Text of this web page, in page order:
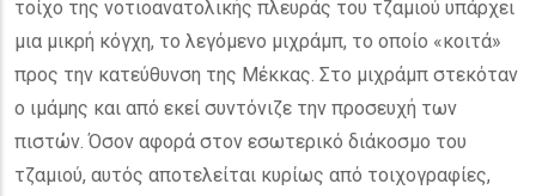
τοίχο της νοτιοανατολικής πλευράς του τζαμιού υπάρχει
μια μικρή κόγχη, το λεγόμενο μιχράμπ, το οποίο «κοιτά»
προς την κατεύθυνση της Μέκκας. Στο μιχράμπ στεκόταν
ο ιμάμης και από εκεί συντόνιζε την προσευχή των
πιστών. Όσον αφορά στον εσωτερικό διάκοσμο του
τζαμιού, αυτός αποτελείται κυρίως από τοιχογραφίες,